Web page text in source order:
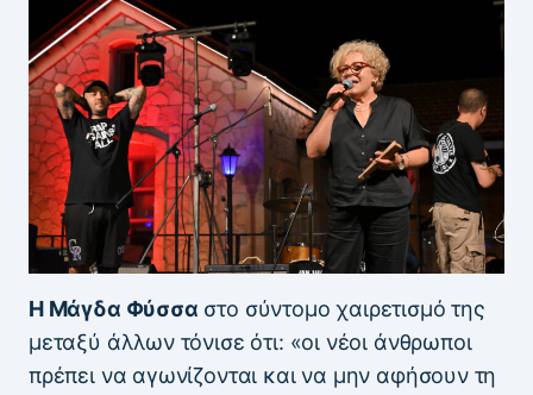
Η Μάγδα Φύσσα στο σύντομο χαιρετισμό της
μεταξύ άλλων τόνισε ότι: «οι νέοι άνθρωποι
πρέπει να αγωνίζονται και να μην αφήσουν τη